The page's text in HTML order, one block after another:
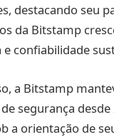
destacando seu
da Bitstamp
e confiabilidade
a Bitstamp
segurança
a orientação de